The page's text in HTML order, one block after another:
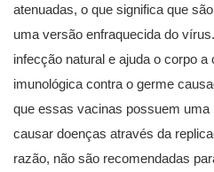
atenuadas, o que significa que
uma versão enfraquecida do
infecção natural e ajuda o corpo
imunológica contra o germe
que essas vacinas possuem uma
causar doenças através da
razão, não são recomendadas